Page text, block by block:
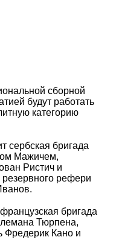
сборной
будут работать
категорию
сербская бригада
Мажичем,
Ристич и
рефери
бригада
Тюрпена,
Фредерик Кано и